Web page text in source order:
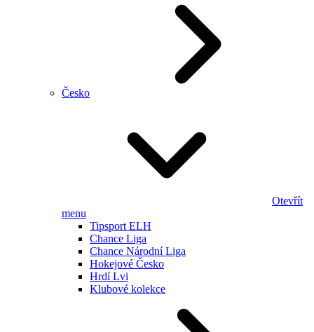
Česko
Otevřít
menu
Tipsport ELH
Chance Liga
Chance Národní Liga
Hokejové Česko
Hrdí Lvi
Klubové kolekce